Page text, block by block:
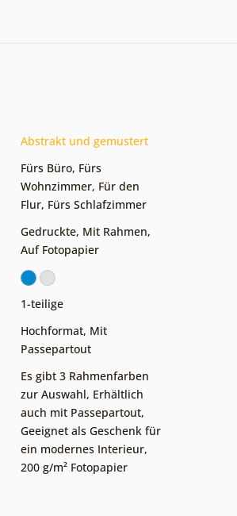
Abstrakt und gemustert
Fürs Büro, Fürs
Wohnzimmer, Für den
Flur, Fürs Schlafzimmer
Gedruckte, Mit Rahmen,
Auf Fotopapier
1-teilige
Hochformat, Mit
Passepartout
Es gibt 3 Rahmenfarben
zur Auswahl, Erhältlich
auch mit Passepartout,
Geeignet als Geschenk für
ein modernes Interieur,
200 g/m² Fotopapier